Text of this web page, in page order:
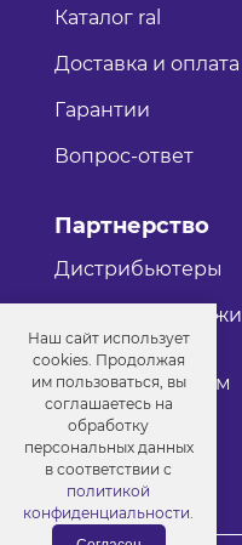
Каталог ral
Доставка и оплата
Гарантии
Вопрос-ответ
Партнерство
Дистрибьютеры
Оптовые продажи
Как стать
дистрибьютером
Наш сайт использует
cookies. Продолжая
им пользоваться, вы
соглашаетесь на
обработку
персональных данных
в соответствии с
политикой
конфиденциальности.